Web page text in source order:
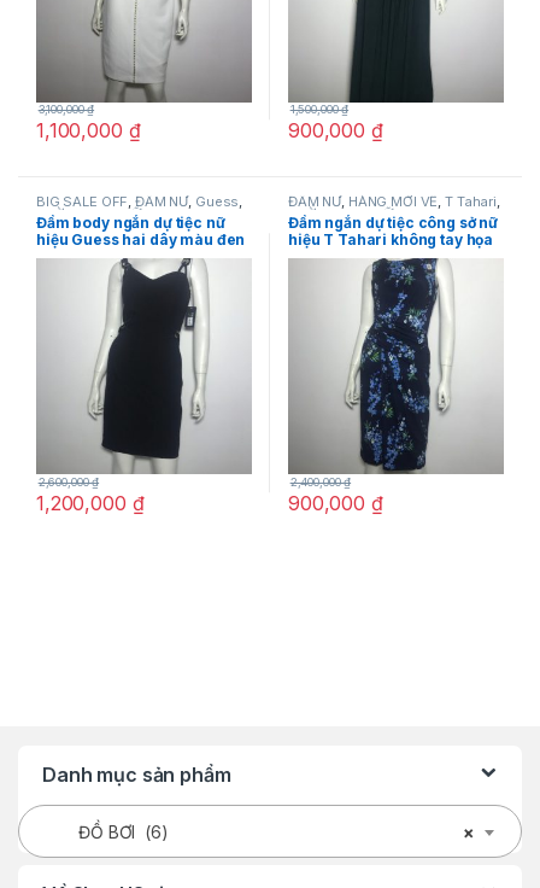
1,100,000 ₫
3,100,000₫
900,000 ₫
1,500,000₫
BIG SALE OFF ,ĐẦM NỮ, Guess
THỜI TRANG NỮ
Đầm body ngắn dự tiệc nữ
hiệu Guess hai dây màu đen
size 4 chính hãng
1,200,000 ₫
2,600,000₫
ĐẦM NỮ, HÀNG MỚI VỀ ,T Tahari
THỜI TRANG NỮ
Đầm ngắn dự tiệc công sở nữ
hiệu T Tahari không tay họa
tiết hoa màu xanh size 2,4,6
chính hãng
900,000 ₫
2,400,000₫
Danh mục sản phẩm
×
ĐỒ BƠI (6)